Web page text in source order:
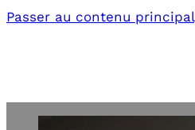
Passer au contenu principal